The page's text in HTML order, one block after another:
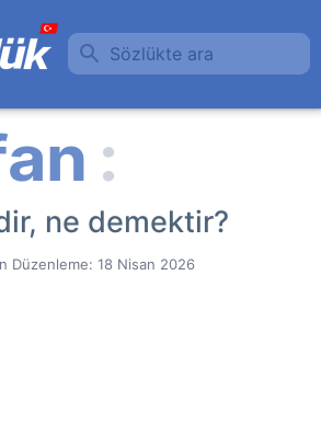
Sözlükte ara
ne demektir?
Düzenleme: 18 Nisan 2026